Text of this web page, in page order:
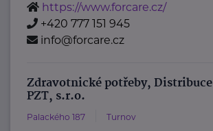
https://www.forcare.cz/
+420 777 151 945
info@forcare.cz
Zdravotnické potřeby, Distribuce
PZT, s.r.o.
Palackého 187 Turnov